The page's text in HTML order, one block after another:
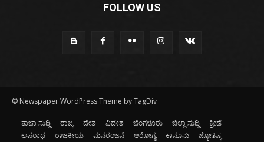
FOLLOW US
© Newspaper WordPress Theme by TagDiv
ತಾಜಾ ಸುದ್ದಿ ರಾಜ್ಯ ದೇಶ ವಿದೇಶ ಬೆಂಗಳೂರು ಜಿಲ್ಲಾ ಸುದ್ದಿ
ಕ್ರೀಡೆ
ಅಪರಾಧ
ರಾಜಕೀಯ ಮನರಂಜನೆ ಆರೋಗ್ಯ ಕಾನೂನು ಜ್ಯೋತಿಷ್ಯ